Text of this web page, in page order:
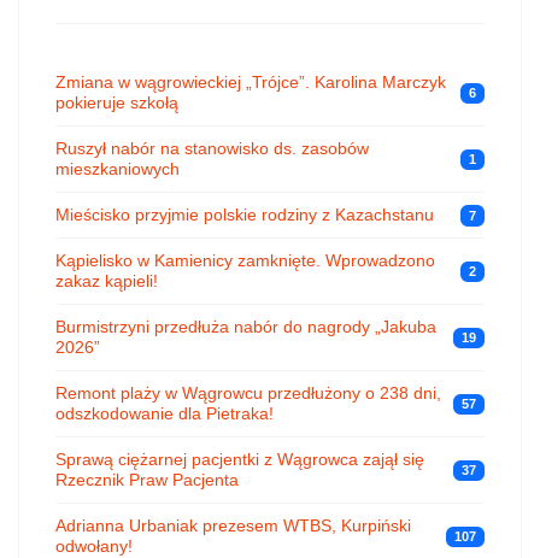
Zmiana w wągrowieckiej „Trójce”. Karolina Marczyk
pokieruje szkołą
6
Ruszył nabór na stanowisko ds. zasobów
mieszkaniowych
1
Mieścisko przyjmie polskie rodziny z Kazachstanu 7
Kąpielisko w Kamienicy zamknięte. Wprowadzono
zakaz kąpieli!
2
Burmistrzyni przedłuża nabór do nagrody „Jakuba
2026”
19
Remont plaży w Wągrowcu przedłużony o 238 dni,
odszkodowanie dla Pietraka!
57
Sprawą ciężarnej pacjentki z Wągrowca zajął się
Rzecznik Praw Pacjenta
37
Adrianna Urbaniak prezesem WTBS, Kurpiński
odwołany!
107